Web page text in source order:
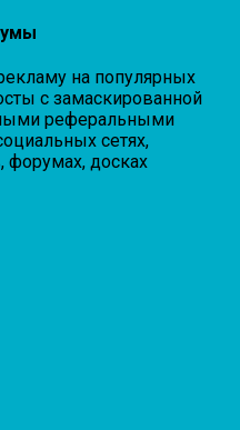
на популярных
с замаскированной
реферальными
сетях,
форумах, досках